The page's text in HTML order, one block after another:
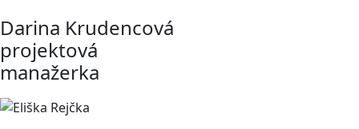
Darina Krudencová
projektová
manažerka